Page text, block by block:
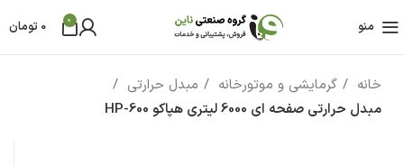
منو 0
0 تومان
خانه گرمایشی و موتورخانه
مبدل حرارتی
مبدل حرارتی صفحه ای 6000 لیتری هپاکو HP-600